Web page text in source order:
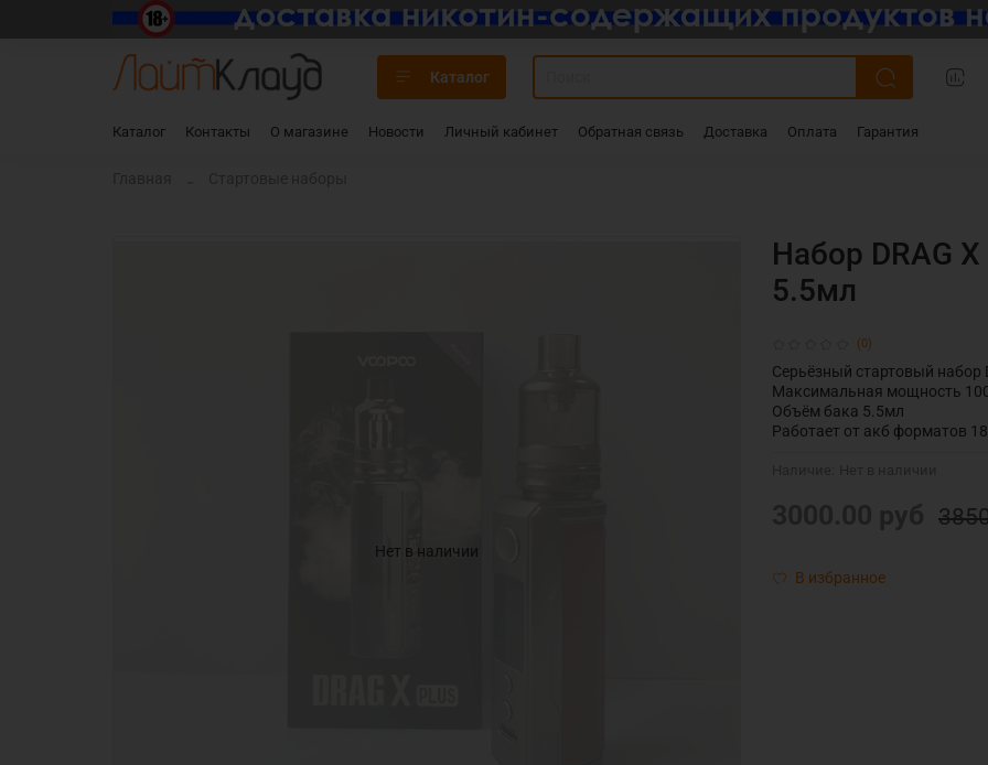
Каталог
Каталог Контакты О магазине Новости Личный кабинет Обратная связь Доставка Оплата Гарантия
Нет в наличии
(0)
Набор DRAG
5.5мл
В избранное
Серьёзный стартовый набор
Максимальная мощность
Объём бака 5.5мл
Работает от акб форматов